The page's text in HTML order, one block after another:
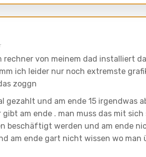
rechner von meinem dad installiert
ich leider nur noch extremste
zoggn
gezahlt und am ende 15 irgendwas
am ende . man muss das mit
beschäftigt werden und am ende
am ende gart nicht wissen wo